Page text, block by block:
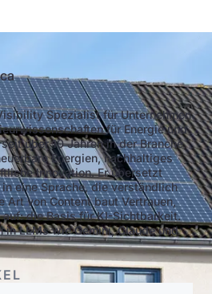
Spezialist für Unternehmen
für Energie und
über 10 Jahren in der Branche
Energien, nachhaltiges
Innovation. Er übersetzt
eine Sprache, die verständlich
Art von Content baut Vertrauen,
auf: die Basis für KI-Sichtbarkeit.
in LLMs wie Gemini, Claude und